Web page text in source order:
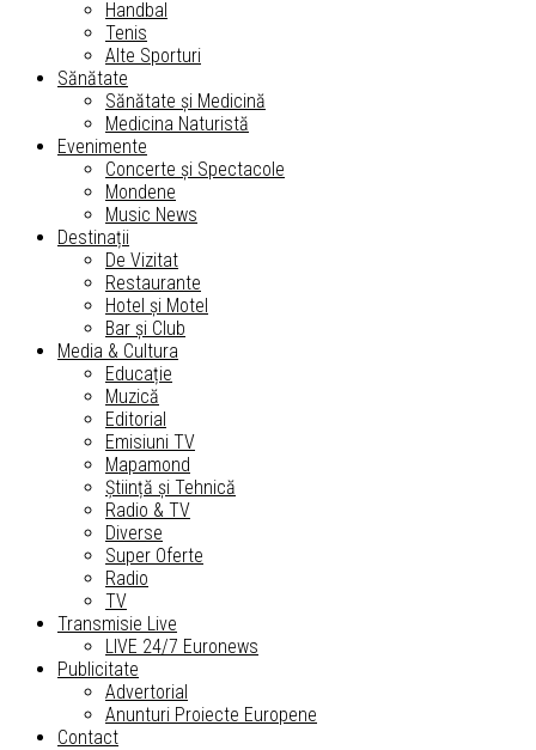
Handbal
Tenis
Alte Sporturi
Sănătate
Sănătate și Medicină
Medicina Naturistă
Evenimente
Concerte și Spectacole
Mondene
Music News
Destinații
De Vizitat
Restaurante
Hotel și Motel
Bar și Club
Media & Cultura
Educație
Muzică
Editorial
Emisiuni TV
Mapamond
Știință și Tehnică
Radio & TV
Diverse
Super Oferte
Radio
TV
Transmisie Live
LIVE 24/7 Euronews
Publicitate
Advertorial
Anunturi Proiecte Europene
Contact